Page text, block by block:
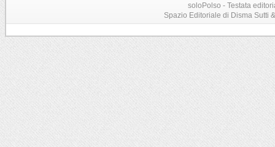
soloPolso - Testata
Spazio Editoriale di Disma Sutti